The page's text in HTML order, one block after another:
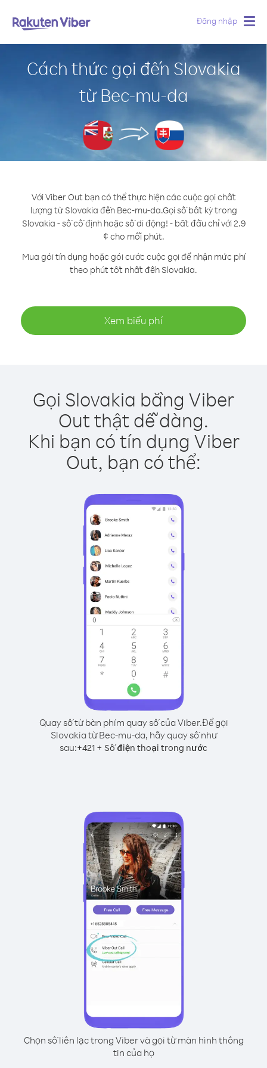
Đăng nhập
Cách thức gọi đến Slovakia
từ Bec-mu-da
Với Viber Out bạn có thể thực hiện các cuộc gọi chất
lượng từ Slovakia đến Bec-mu-da.Gọi số bất kỳ trong
Slovakia - số cố định hoặc số di động! - bắt đầu chỉ với 2.9
¢ cho mỗi phút.
Mua gói tín dụng hoặc gói cước cuộc gọi để nhận mức phí
theo phút tốt nhất đến Slovakia.
Xem biểu phí
Gọi Slovakia bằng Viber
Out thật dễ dàng.
Khi bạn có tín dụng Viber
Out, bạn có thể:
Quay số từ bàn phím quay số của Viber.Để gọi
Slovakia từ Bec-mu-da, hãy quay số như
sau:+421 + Số điện thoại trong nước
Chọn số liên lạc trong Viber và gọi từ màn hình thông
tin của họ